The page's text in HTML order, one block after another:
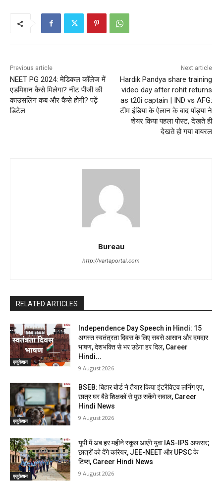
Previous article
NEET PG 2024: मेडिकल कॉलेज में
एडमिशन कैसे मिलेगा? नीट पीजी की
काउंसलिंग कब और कैसे होगी? पढ़ें
डिटेल
Next article
Hardik Pandya share training
video day after rohit returns
as t20i captain | IND vs AFG:
टीम इंडिया के ऐलान के बाद पांड्या ने
शेयर किया पहला पोस्ट, देखते ही
देखते हो गया वायरल
Bureau
http://vartaportal.com
RELATED ARTICLES
एजुकेशन
Independence Day Speech in Hindi: 15
अगस्त स्वतंत्रता दिवस के लिए सबसे आसान और दमदार
भाषण, देशभक्ति से भर उठेगा हर दिल, Career
Hindi...
9 August 2026
एजुकेशन
BSEB: बिहार बोर्ड ने तैयार किया इंटरैक्टिव लर्निंग एप,
छात्र घर बैठे शिक्षकों से पूछ सकेंगे सवाल, Career
Hindi News
9 August 2026
एजुकेशन
यूपी में अब हर महीने स्कूल आएंगे युवा IAS-IPS अफसर;
छात्रों को देंगे करियर, JEE-NEET और UPSC के
टिप्स, Career Hindi News
9 August 2026